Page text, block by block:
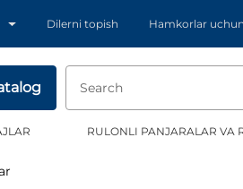
Dilerni topish Hamkorlar uchun
RULONLI PANJARALAR VA